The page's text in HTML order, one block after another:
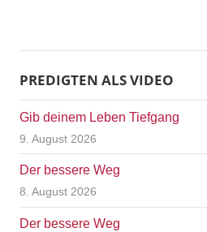
PREDIGTEN ALS VIDEO
Gib deinem Leben Tiefgang
9. August 2026
Der bessere Weg
8. August 2026
Der bessere Weg